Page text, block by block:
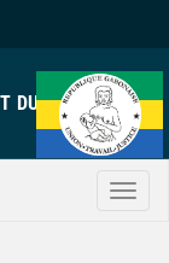
DU
Menu